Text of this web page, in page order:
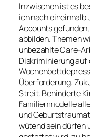
Inzwischen ist es
ich nach eineinhalb
Accounts
abbilden. Themen
unbezahlte Care-
Diskriminierung
Überforderung.
Streit. Behinderte
Familienmodelle
und
wütend sein dürfen